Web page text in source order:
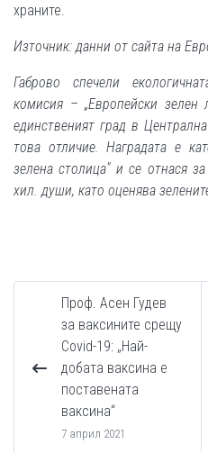
храните.
Източник: данни от сайта на
Габрово спечели
комисия – „Европейски зелен
единственият град в
това отличие. Наградата е
зелена столица" и се отнася
хил. души, като оценява
Проф. Асен Гудев
за ваксините срещу
Covid-19: „Най-
добата ваксина е
поставената
ваксина“
7 април 2021